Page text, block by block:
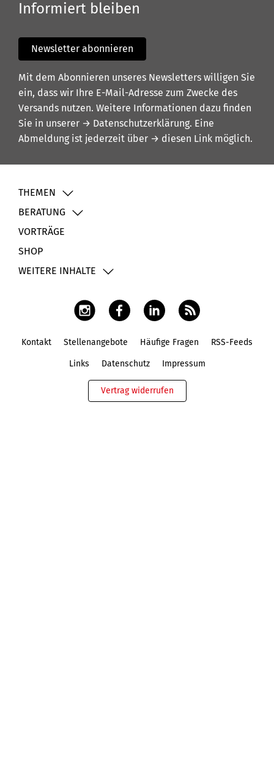
Informiert bleiben
Newsletter abonnieren
Mit dem Abonnieren unseres Newsletters willigen Sie
ein, dass wir Ihre E-Mail-Adresse zum Zwecke des
Versands nutzen. Weitere Informationen dazu finden
Sie in unserer → Datenschutzerklärung. Eine
Abmeldung ist jederzeit über → diesen Link möglich.
THEMEN
BERATUNG
VORTRÄGE
SHOP
WEITERE INHALTE
Kontakt Stellenangebote Häufige Fragen RSS-Feeds
Links Datenschutz Impressum
Vertrag widerrufen